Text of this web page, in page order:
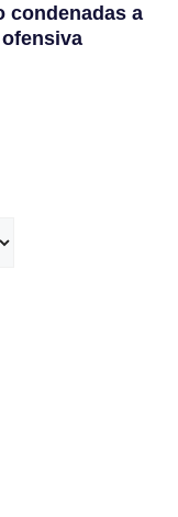
condenadas a
ofensiva